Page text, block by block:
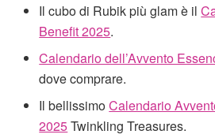
Il cubo di Rubik più glam è il
Benefit 2025.
Calendario dell’Avvento
dove comprare.
Il bellissimoCalendario
2025Twinkling Treasures.